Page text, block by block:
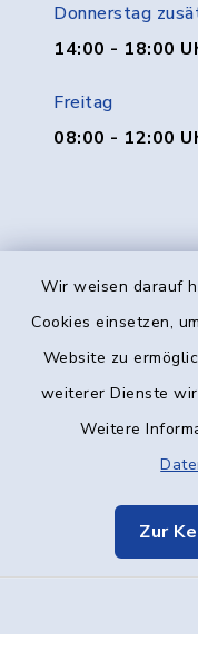
Wir weisen darauf
Cookies einsetzen,
Website zu
weiterer Dienste
Weitere
Zur
Donnerstag
14:00 - 18:00
Freitag
08:00 - 12:00